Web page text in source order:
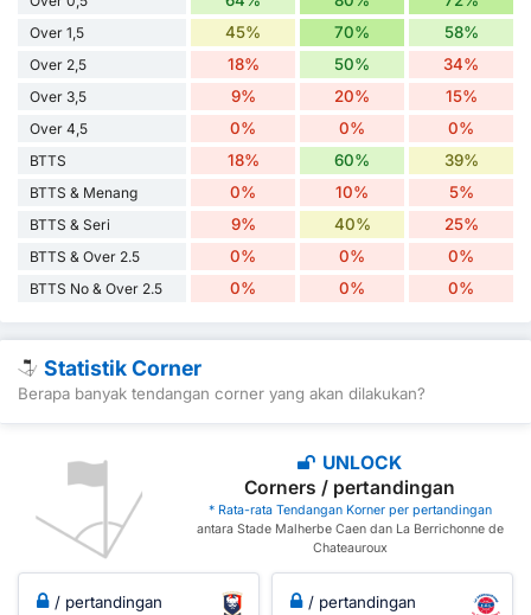
Over 1,5 45% 70% 58%
Over 2,5 18% 50% 34%
Over 3,5 9% 20% 15%
Over 4,5 0% 0% 0%
BTTS 18% 60% 39%
BTTS & Menang 0% 10% 5%
BTTS & Seri 9% 40% 25%
BTTS & Over 2.5 0% 0% 0%
BTTS No & Over 2.5 0% 0% 0%
Statistik Corner
Berapa banyak tendangan corner yang akan dilakukan?
UNLOCK
Corners / pertandingan
* Rata-rata Tendangan Korner per pertandingan
antara Stade Malherbe Caen dan La Berrichonne de
Chateauroux
/ pertandingan / pertandingan